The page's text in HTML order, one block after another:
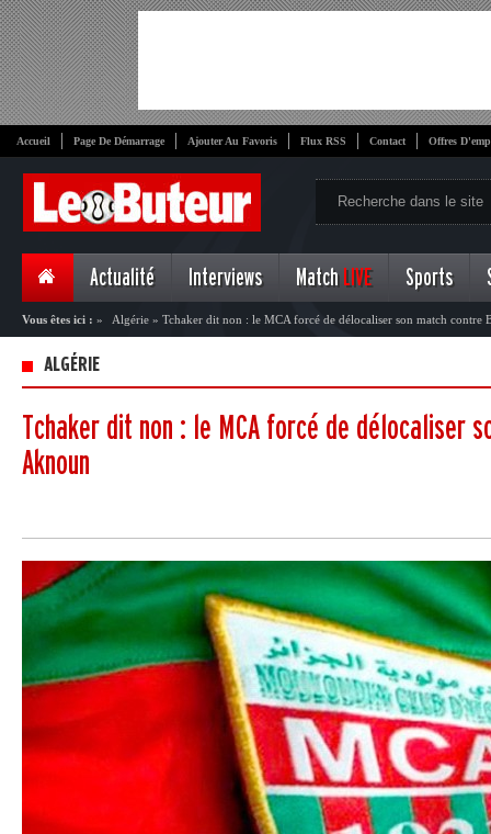
Accueil Page De Démarrage Ajouter Au Favoris Flux RSS Contact Offres
Actualité Interviews Match LIVE Sports
Vous êtes ici : » Algérie » Tchaker dit non : le MCA forcé de délocaliser son match contre
ALGÉRIE
Tchaker dit non : le MCA forcé de délocaliser
Aknoun